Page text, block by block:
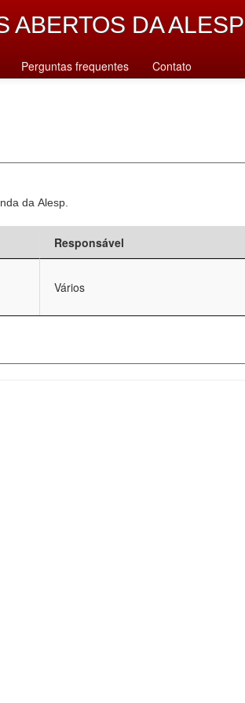
ABERTOS DA ALESP
Perguntas frequentes Contato
da Alesp.
Responsável
Vários